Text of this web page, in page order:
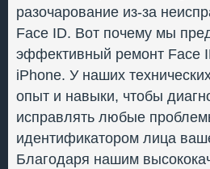
разочарование из-за
Face ID. Вот почему мы
эффективный ремонт Face
iPhone. У наших
опыт и навыки, чтобы
исправлять любые
идентификатором лица
Благодаря нашим